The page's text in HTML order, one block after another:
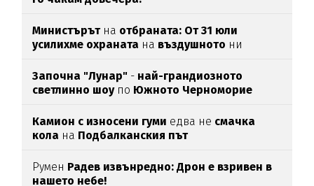
Министърътна отбраната: От 31 юли
усилихме охраната на въздушното ни
Започна "Лунар" - най-грандиозното
светлинно шоупо Южното Черноморие
Камион с износени гуми едва нe смачка
кола на Подбалканския път
Румен Радев извънредно: Дрон е взривен в
нашето небе!